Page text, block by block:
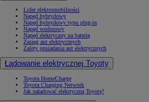
Lider elektromobilności
Napęd hybrydowy
Napęd hybrydowy typu plug-in
Napęd wodorowy
Napęd elektryczny na baterię
Zasięg aut elektrycznych
Zalety posiadania aut elektrycznych
Ładowanie elektrycznej Toyoty
Toyota HomeCharge
Toyota Charging Network
Jak naładować elektryczną Toyotę?